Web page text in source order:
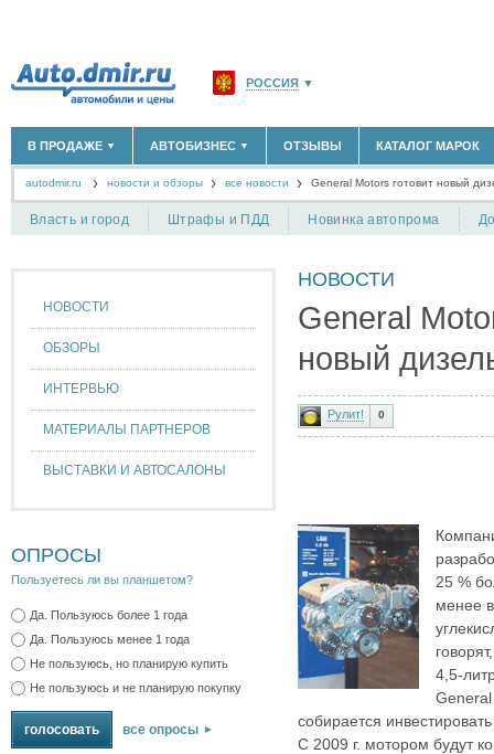
РОССИЯ ▼
САНКТ-ПЕТЕРБУРГ И ОБЛАСТЬ(14298)
КРАСНОДАРСКИЙ КРАЙ(5619)
КРЫМ РЕСПУБЛИКА(412)
В ПРОДАЖЕ ▼
НОВЫЕ АВТОМОБИЛИ(30122)
АВТОМОБИЛИ С ПРОБЕГОМ
АВТОБИЗНЕС ▼
ОФИЦИАЛЬНЫЕ ДИЛЕРЫ(1347)
ТАКСИ(278)
+ ДОБАВИТЬ КОМПАНИЮ
ОТЗЫВЫ КАТАЛОГ МАРОК
autodmir.ru новости и обзоры все новости General Motors готовит новый
Власть и город Штрафы и ПДД Новинка автопрома
НОВОСТИ
ОБЗОРЫ
ИНТЕРВЬЮ
МАТЕРИАЛЫ ПАРТНЕРОВ
ВЫСТАВКИ И АВТОСАЛОНЫ
ОПРОСЫ
Пользуетесь ли вы планшетом?
Да. Пользуюсь более 1 года
Да. Пользуюсь менее 1 года
Не пользуюсь, но планирую купить
Не пользуюсь и не планирую покупку
все опросы
НОВОСТИ
General
новый
Рулит! 0
25 %
менее
General
собирается
С 2009 г. мотором будут